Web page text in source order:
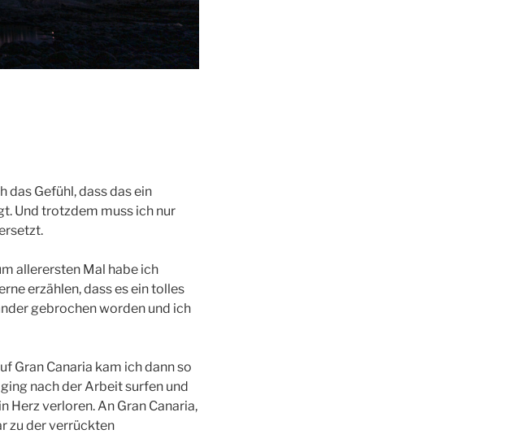
das Gefühl, dass das ein
Und trotzdem muss ich nur
allerersten Mal habe ich
erzählen, dass es ein tolles
gebrochen worden und ich
Gran Canaria kam ich dann so
nach der Arbeit surfen und
Herz verloren. An Gran Canaria,
zu der verrückten